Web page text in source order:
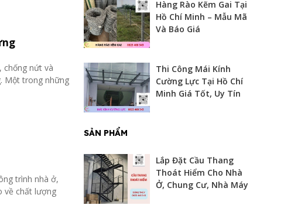
chống nứt và
Một trong những
trình nhà ở,
về chất lượng
Hàng Rào Kẽm Gai Tại
Hồ Chí Minh – Mẫu Mã
Và Báo Giá
Thi Công Mái Kính
Cường Lực Tại Hồ Chí
Minh Giá Tốt, Uy Tín
SẢN PHẨM
Lắp Đặt Cầu Thang
Thoát Hiểm Cho Nhà
Ở, Chung Cư, Nhà Máy